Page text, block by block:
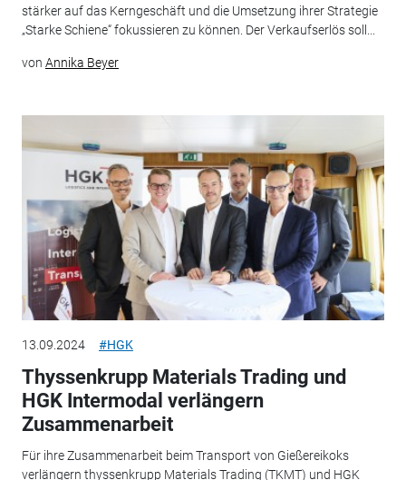
stärker auf das Kerngeschäft und die Umsetzung ihrer Strategie
„Starke Schiene“ fokussieren zu können. Der Verkaufserlös soll...
von Annika Beyer
13.09.2024 #HGK
Thyssenkrupp Materials Trading und
HGK Intermodal verlängern
Zusammenarbeit
Für ihre Zusammenarbeit beim Transport von Gießereikoks
verlängern thyssenkrupp Materials Trading (TKMT) und HGK